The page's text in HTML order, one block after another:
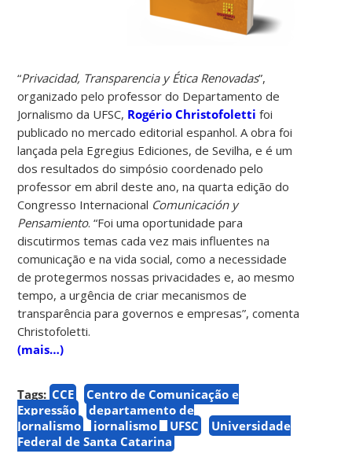
“Privacidad, Transparencia y Ética Renovadas”,
organizado pelo professor do Departamento de
Jornalismo da UFSC, Rogério Christofoletti foi
publicado no mercado editorial espanhol. A obra foi
lançada pela Egregius Ediciones, de Sevilha, e é um
dos resultados do simpósio coordenado pelo
professor em abril deste ano, na quarta edição do
Congresso Internacional Comunicación y
Pensamiento. “Foi uma oportunidade para
discutirmos temas cada vez mais influentes na
comunicação e na vida social, como a necessidade
de protegermos nossas privacidades e, ao mesmo
tempo, a urgência de criar mecanismos de
transparência para governos e empresas”, comenta
Christofoletti.
(mais…)
Tags: CCE
Centro de Comunicação e
Expressão
departamento de
Jornalismo
jornalismo UFSC
Universidade
Federal de Santa Catarina